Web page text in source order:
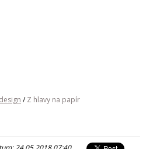
/ Z hlavy na papír